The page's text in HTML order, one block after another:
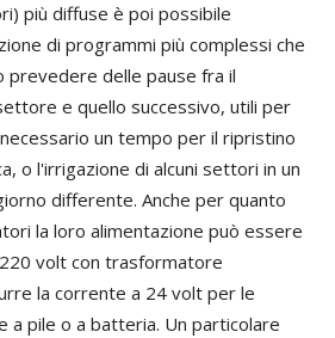
più diffuse è poi possibile
di programmi più complessi che
prevedere delle pause fra il
e quello successivo, utili per
un tempo per il ripristino
o l'irrigazione di alcuni settori in un
differente. Anche per quanto
la loro alimentazione può essere
volt con trasformatore
la corrente a 24 volt per le
a pile o a batteria. Un particolare